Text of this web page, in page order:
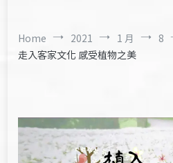
Home 2021 1 月
8
走入客家文化 感受植物之美